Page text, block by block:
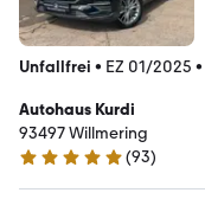
Unfallfrei • EZ 01/2025 •
Autohaus Kurdi
93497 Willmering
4.8 Sterne
(93)